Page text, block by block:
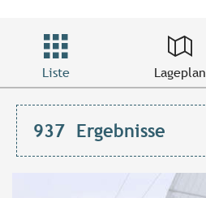
Liste Lageplan
937 Ergebnisse